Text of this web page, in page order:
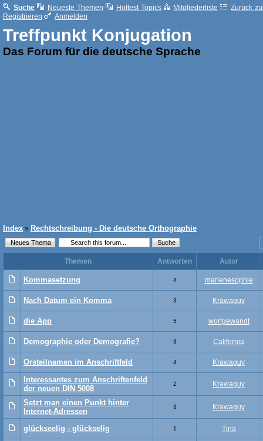
Suche Neueste Themen Hottest Topics Mitgliederliste
Zurück
Registrieren
Anmelden
Treffpunkt Konjugation
Das Forum für die deutsche Sprache
Index » Rechtschreibung - Die deutsche Orthographie
Themen Antworten Autor
Kommasetzung 4 marlenesophie
Nach Datum ein Komma 3 Krawaguy
die App 5 wortgewandt
Demographie oder Demografie? 3 California
Orsteilnamen im Anschriftfeld 4 Krawaguy
Interessantes zum Anschriftenfeld
der neuen DIN 5008
2 Krawaguy
Setzt man einen Punkt hinter
Internet-Adressen
3 Krawaguy
glückseelig - glückselig 1 Tina